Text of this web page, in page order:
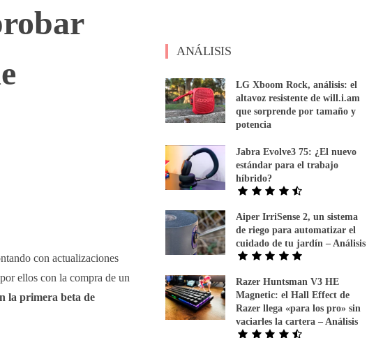
con actualizaciones
ellos con la compra de un
la primera beta de
ANÁLISIS
LG Xboom Rock, análisis: el
altavoz resistente de will.i.am
que sorprende por tamaño y
potencia
Jabra Evolve3 75: ¿El nuevo
estándar para el trabajo
híbrido?
Aiper IrriSense 2, un sistema
de riego para automatizar el
cuidado de tu jardín – Análisis
Razer Huntsman V3 HE
Magnetic: el Hall Effect de
Razer llega «para los pro» sin
vaciarles la cartera – Análisis